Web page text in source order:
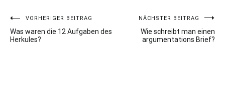
Beitragsnavigation
VORHERIGER BEITRAG
Was waren die 12 Aufgaben des
Herkules?
NÄCHSTER BEITRAG
Wie schreibt man einen
argumentations Brief?